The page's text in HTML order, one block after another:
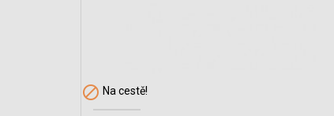
 Na cestě!